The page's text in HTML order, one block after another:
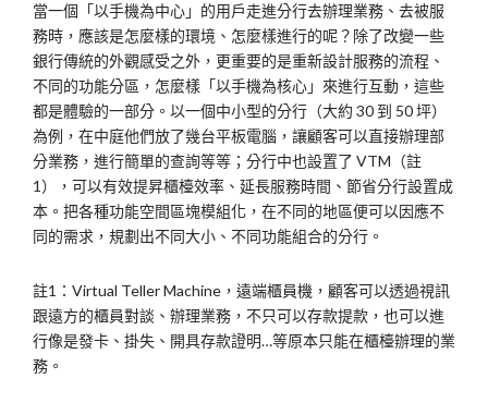
當一個「以手機為中心」的用戶走進分行去辦理業務、去被服
務時，應該是怎麼樣的環境、怎麼樣進行的呢？除了改變一些
銀行傳統的外觀感受之外，更重要的是重新設計服務的流程、
不同的功能分區，怎麼樣「以手機為核心」來進行互動，這些
都是體驗的一部分。以一個中小型的分行（大約 30 到 50 坪）
為例，在中庭他們放了幾台平板電腦，讓顧客可以直接辦理部
分業務，進行簡單的查詢等等；分行中也設置了 VTM（註
1），可以有效提昇櫃檯效率、延長服務時間、節省分行設置成
本。把各種功能空間區塊模組化，在不同的地區便可以因應不
同的需求，規劃出不同大小、不同功能組合的分行。
註1：Virtual Teller Machine，遠端櫃員機，顧客可以透過視訊
跟遠方的櫃員對談、辦理業務，不只可以存款提款，也可以進
行像是發卡、掛失、開具存款證明…等原本只能在櫃檯辦理的業
務。